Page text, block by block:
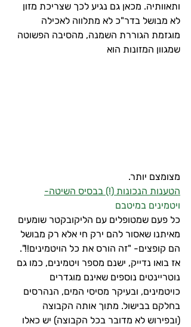
ותאוותיה. מכאן גם נגיע לכך שצריכת מזון
לא מבושל בדר"כ לא מתלווה לאכילה
מוגזמת הגוררת השמנה, מהסיבה הפשוטה
שמגוון המזונות הוא
מצומצם יותר.
הטענות הנכונות (!) בבסיס השיטה-
ויטמינים במיטבם
כל פעם שמטופלים עם הליקובקטר שומעים
מאיתנו שאסור להם ירק חי אלא רק מבושל
הם קופצים- "זה הורס את כל הויטמינים!!".
אז בואו נדייק, ישנם מספר ויטמינים, כמו גם
נוטריינטים נוספים שאינם מוגדרים
כויטמינים, ובעיקר מסיסי המים, הנהרסים
בחלקם בבישול. מתוך אותה הקבוצה
(ובפירוש לא מדובר בכל הקבוצה) יש כאלו